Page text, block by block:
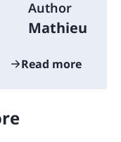
Author
Mathieu
Read more